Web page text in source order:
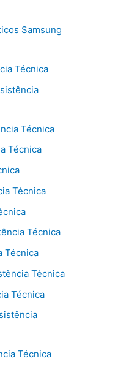
Samsung
Técnica
Técnica
Técnica
Técnica
Técnica
Técnica
Técnica
Técnica
Técnica